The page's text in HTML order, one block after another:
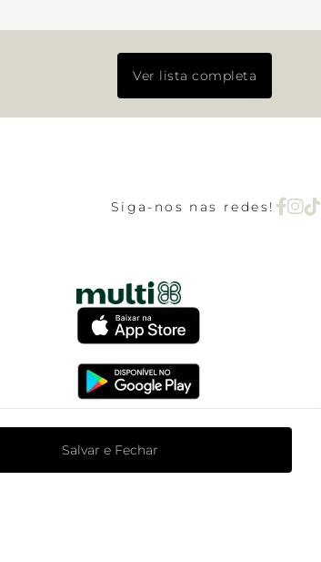
Ver lista completa
Siga-nos nas redes!
Salvar e Fechar